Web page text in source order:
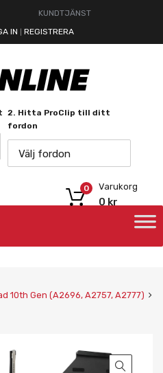
KUNDTJÄNST
IN REGISTRERA
2. Hitta ProClip till ditt
fordon
Välj fordon
Varukorg
0 kr
0
10th Gen (A2696, A2757, A2777)